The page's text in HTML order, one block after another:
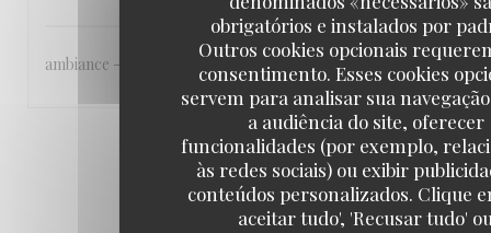
obrigatórios e instalados por
Outros cookies opcionais
consentimento. Esses cookies
servem para analisar sua
a audiência do site, oferecer
funcionalidades (por exemplo,
às redes sociais) ou exibir
conteúdos personalizados. Clique
aceitar tudo', 'Recusar tudo'
ambiance - accueil agréable - qualité de la cuisine
1 2 3